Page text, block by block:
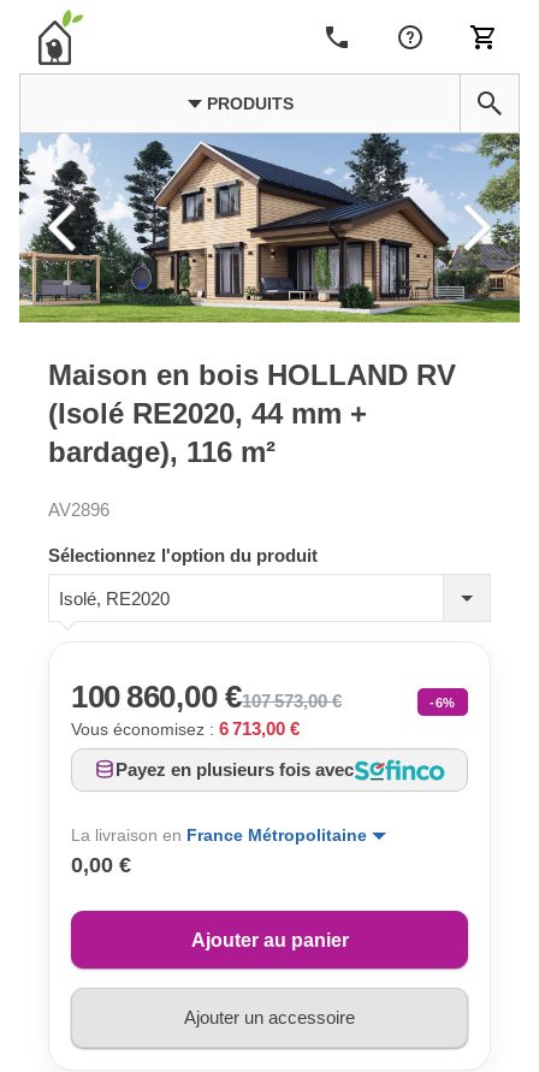
PRODUITS
Maison en bois HOLLAND RV
(Isolé RE2020, 44 mm +
bardage), 116 m²
AV2896
Sélectionnez l'option du produit
Isolé, RE2020
100 860,00 €107 573,00 € -6%
Vous économisez : 6 713,00 €
Payez en plusieurs fois avec
La livraison en France Métropolitaine
0,00 €
Ajouter au panier
Ajouter un accessoire